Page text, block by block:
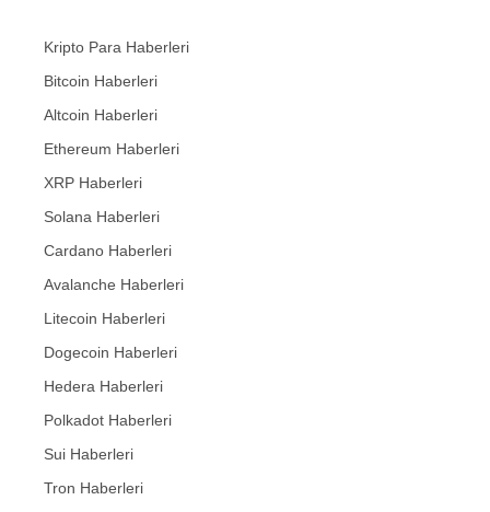
Kripto Para Haberleri
Bitcoin Haberleri
Altcoin Haberleri
Ethereum Haberleri
XRP Haberleri
Solana Haberleri
Cardano Haberleri
Avalanche Haberleri
Litecoin Haberleri
Dogecoin Haberleri
Hedera Haberleri
Polkadot Haberleri
Sui Haberleri
Tron Haberleri